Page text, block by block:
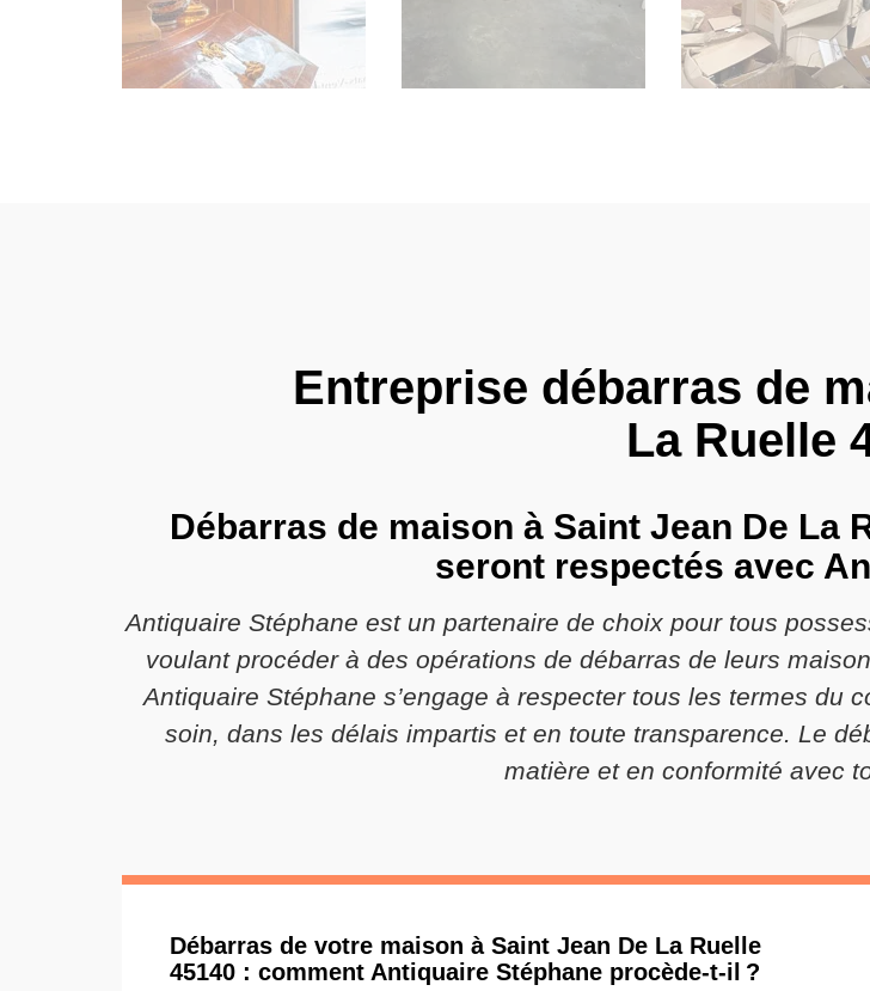
Entreprise débarras de
La Ruelle
Débarras de maison à Saint Jean De
seront respectés avec
Antiquaire Stéphane est un partenaire de choix pour tous
voulant procéder à des opérations de débarras de leurs
Antiquaire Stéphane s’engage à respecter tous les termes du
soin, dans les délais impartis et en toute transparence. Le
matière et en conformité avec
Débarras de votre maison à Saint Jean De La Ruelle
45140 : comment Antiquaire Stéphane procède-t-il ?